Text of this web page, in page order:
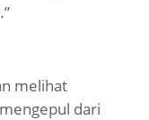
melihat
dari